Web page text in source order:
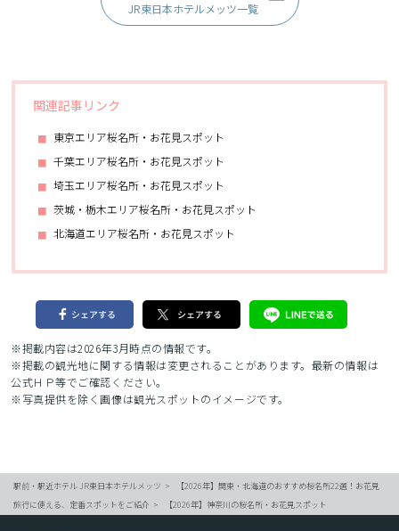
JR東日本ホテルメッツ一覧
関連記事リンク
東京エリア桜名所・お花見スポット
千葉エリア桜名所・お花見スポット
埼玉エリア桜名所・お花見スポット
茨城・栃木エリア桜名所・お花見スポット
北海道エリア桜名所・お花見スポット
※掲載内容は2026年3月時点の情報です。
※掲載の観光地に関する情報は変更されることがあります。最新の情報は
公式ＨＰ等でご確認ください。
※写真提供を除く画像は観光スポットのイメージです。
駅前・駅近ホテル JR東日本ホテルメッツ
【2026年】関東・北海道のおすすめ桜名所22選！お花見
旅行に使える、定番スポットをご紹介
【2026年】神奈川の桜名所・お花見スポット